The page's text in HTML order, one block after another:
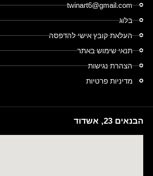
twinart6@gmail.com
בלוג
העלאת קובץ אישי להדפסה
תנאי שימוש באתר
הצהרת נגישות
מדיניות פרטיות
הבנאים 23, אשדוד